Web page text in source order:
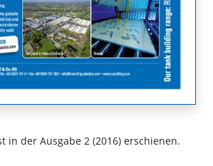
in der Ausgabe 2 (2016) erschienen.